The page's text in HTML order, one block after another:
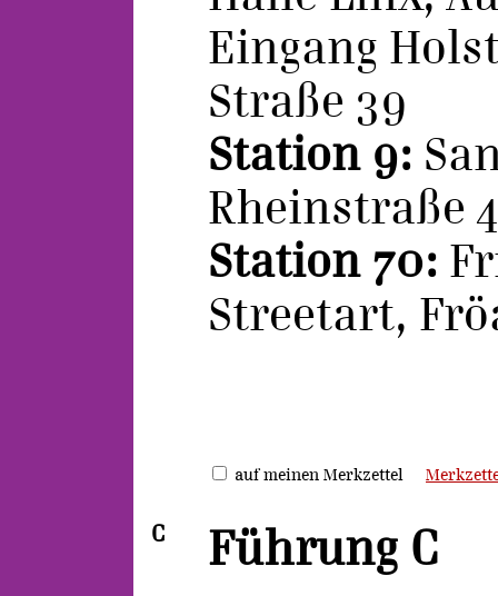
Eingang
Straße 39
Station 9:
Rheinstraße
Station 70:
Streetart,
auf meinen Merkzettel
C Führung C